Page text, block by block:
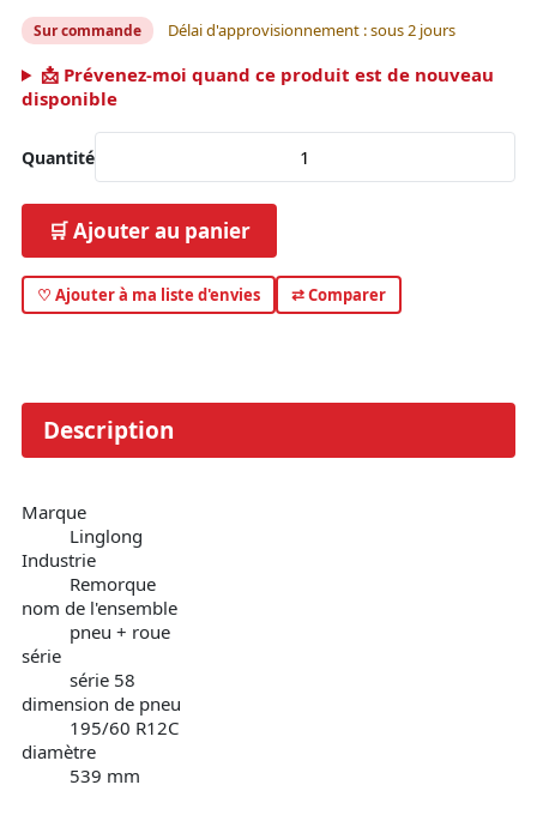
Sur commande Délai d'approvisionnement : sous 2 jours
📩 Prévenez-moi quand ce produit est de nouveau
disponible
Quantité
🛒 Ajouter au panier
♡ Ajouter à ma liste d'envies ⇄ Comparer
Description
Marque
Linglong
Industrie
Remorque
nom de l'ensemble
pneu + roue
série
série 58
dimension de pneu
195/60 R12C
diamètre
539 mm